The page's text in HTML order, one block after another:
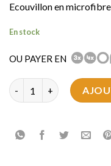
Ecouvillon en
En stock
OU PAYER EN
quantité de Ecouvillon